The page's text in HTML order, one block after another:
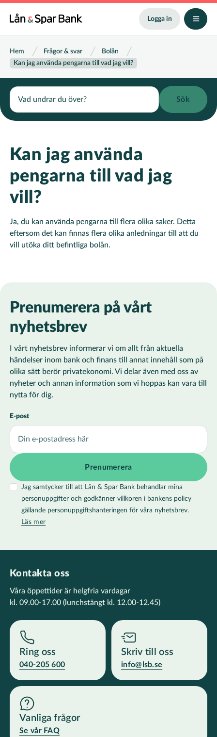
Hoppa
Logga in
Länkstig
Hem Frågor & svar
Bolån
Kan jag använda pengarna till vad jag vill?
Search
Kan jag använda
pengarna till vad jag
vill?
Ja, du kan använda pengarna till flera olika saker. Detta
eftersom det kan finnas flera olika anledningar till att du
vill utöka ditt befintliga bolån.
Prenumerera på vårt
nyhetsbrev
I vårt nyhetsbrev informerar vi om allt från aktuella
händelser inom bank och finans till annat innehåll som på
olika sätt berör privatekonomi. Vi delar även med oss av
nyheter och annan information som vi hoppas kan vara till
nytta för dig.
E-post
Jag samtycker till att Lån & Spar Bank behandlar mina
personuppgifter och godkänner villkoren i bankens policy
gällande personuppgiftshanteringen för våra nyhetsbrev.
Läs mer
Kontakta oss
Våra öppettider är helgfria vardagar
kl. 09.00-17.00 (lunchstängt kl. 12.00-12.45)
Ring oss
040-205 600
Skriv till oss
info@lsb.se
Vanliga frågor
Se vår FAQ